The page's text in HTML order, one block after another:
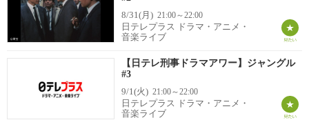
8/31(月) 21:00～22:00
日テレプラス ドラマ・アニメ・
音楽ライブ
【日テレ刑事ドラマアワー】ジャングル
#3
9/1(火) 21:00～22:00
日テレプラス ドラマ・アニメ・
音楽ライブ